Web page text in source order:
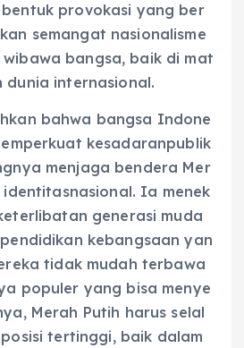
provokasi yang ber
semangat nasionalisme
bangsa, baik di mat
dunia internasional.
bahwa bangsa Indone
kesadaranpublik
menjaga bendera Mer
Ia menek
generasi muda
kebangsaan yan
tidak mudah terbawa
populer yang bisa menye
Merah Putih harus selal
tertinggi, baik dalam